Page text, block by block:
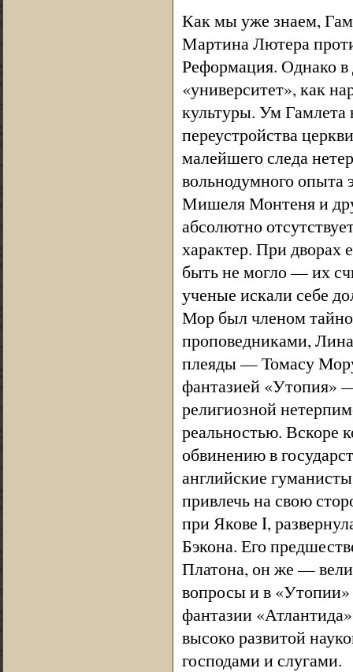
Как мы уже знаем,
Мартина Лютера
Реформация. Однако в
«университет», как
культуры. Ум Гамлета
переустройства
малейшего следа
вольнодумного
Мишеля Монтеня и
абсолютно
характер. При дворах
быть не могло — их
ученые искали себе
Мор был членом
проповедниками,
плеяды — Томасу
фантазией «Утопия»
религиозной
реальностью. Вскоре
обвинению в
английские
привлечь на свою
при Якове I,
Бэкона. Его
Платона, он же —
вопросы и в «Утопии»
фантазии
высоко развитой
господами и слугами.